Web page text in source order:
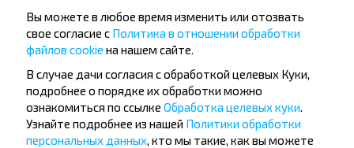
Варшава
Минск
Купить
Варшава
Гомель
Купить
Вы можете в любое время изменить или отозвать
свое согласие с Политика в отношении обработки
файлов cookie на нашем сайте.
В случае дачи согласия с обработкой целевых Куки,
подробнее о порядке их обработки можно
ознакомиться по ссылке Обработка целевых куки
Узнайте подробнее из нашей Политики обработки
персональных данных , кто мы такие, как вы можете